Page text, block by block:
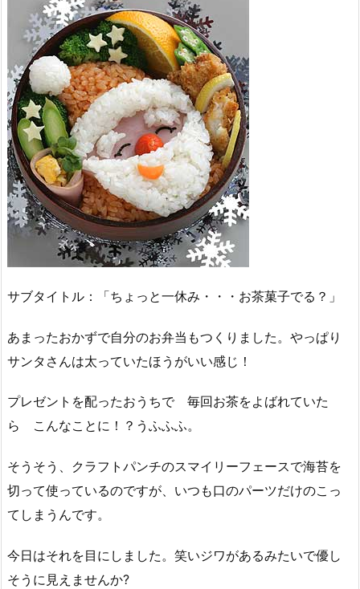
サブタイトル：「ちょっと一休み・・・お茶菓子でる？」
あまったおかずで自分のお弁当もつくりました。やっぱり
サンタさんは太っていたほうがいい感じ！
プレゼントを配ったおうちで 毎回お茶をよばれていた
ら こんなことに！？うふふふ。
そうそう、クラフトパンチのスマイリーフェースで海苔を
切って使っているのですが、いつも口のパーツだけのこっ
てしまうんです。
今日はそれを目にしました。笑いジワがあるみたいで優し
そうに見えませんか?